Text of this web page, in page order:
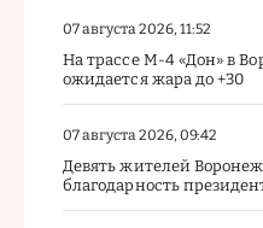
07 августа 2026, 11:52
На трассе М-4 «Дон» в
ожидается жара до +30
07 августа 2026, 09:42
Девять жителей
благодарность